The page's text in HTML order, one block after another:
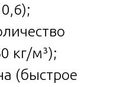
кг/м³);
(быстрое